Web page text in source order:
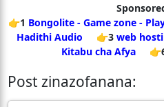
👉1 Bongolite - Game zone -
Hadithi Audio
👉3 web
Kitabu cha Afya
Post zinazofanana: